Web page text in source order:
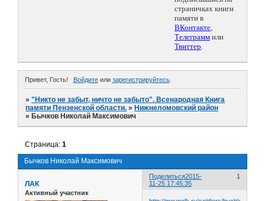
страничках книги
памяти в
ВКонтакте,
Телеграмм или
Твиттер.
Привет, Гость! Войдитеили зарегистрируйтесь.
»"Никто не забыт, ничто не забыто". Всенародная Книга
памяти Пензенской области. » Нижнеломовский район
» Бычков Николай Максимович
Бычков Николай Максимович
Страница:1
Поделиться 1
2015-
11-25 17:45:35
ЛАК
Активный участник